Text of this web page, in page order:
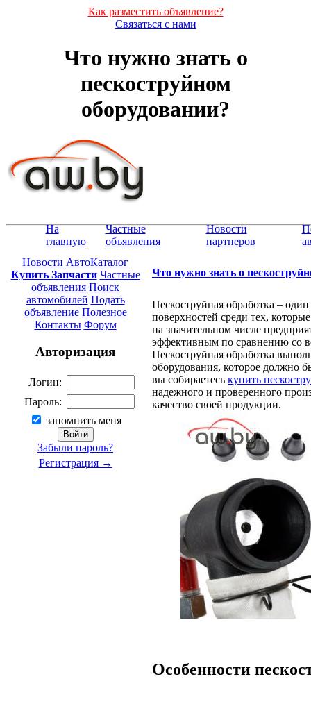
Как разместить объявление?
Связаться с нами
Что нужно знать о
пескоструйном
оборудовании?
На
главную
Частные
объявления
Новости
партнеров
Новости АвтоКаталог
Купить Запчасти Частные
объявления Поиск
автомобилей Подать
объявление Полезное
Контакты Форум
Авторизация
Логин:
Пароль:
запомнить меня
Забыли пароль?
Регистрация →
Что нужно знать о
Пескоструйная обработка –
поверхностей среди тех,
на значительном числе
эффективным по сравнению со
Пескоструйная обработка
оборудования, которое должно
вы собираетесь купить
надежного и проверенного
качество своей продукции.
Особенности